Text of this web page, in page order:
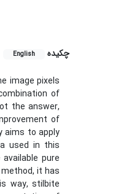
چکیده
English
image pixels
of
the answer,
of
aims to apply
used in this
pure
it has
way, stilbite